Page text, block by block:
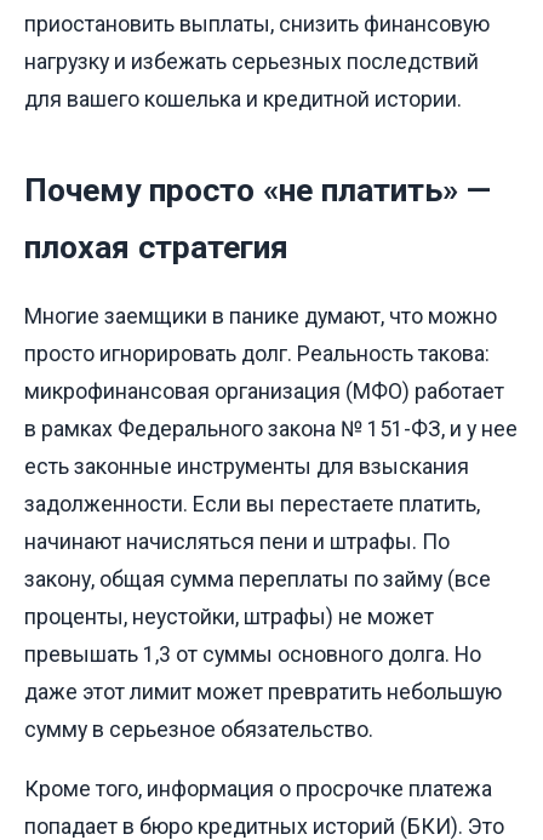
приостановить выплаты, снизить финансовую
нагрузку и избежать серьезных последствий
для вашего кошелька и кредитной истории.
Почему просто «не платить» —
плохая стратегия
Многие заемщики в панике думают, что можно
просто игнорировать долг. Реальность такова:
микрофинансовая организация (МФО) работает
в рамках Федерального закона № 151-ФЗ, и у нее
есть законные инструменты для взыскания
задолженности. Если вы перестаете платить,
начинают начисляться пени и штрафы. По
закону, общая сумма переплаты по займу (все
проценты, неустойки, штрафы) не может
превышать 1,3 от суммы основного долга. Но
даже этот лимит может превратить небольшую
сумму в серьезное обязательство.
Кроме того, информация о просрочке платежа
попадает в бюро кредитных историй (БКИ). Это